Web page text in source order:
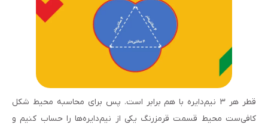
قطر هر ۳ نیم‌دایره با هم برابر است. پس برای محاسبه محیط شکل
کافی‌ست محیط قسمت قرمزرنگ یکی از نیم‌دایره‌ها را حساب کنیم و